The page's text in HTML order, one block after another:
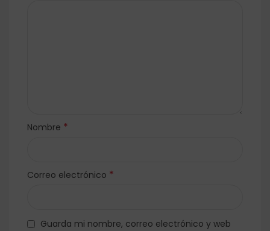
Nombre *
Correo electrónico *
Guarda mi nombre, correo electrónico y web